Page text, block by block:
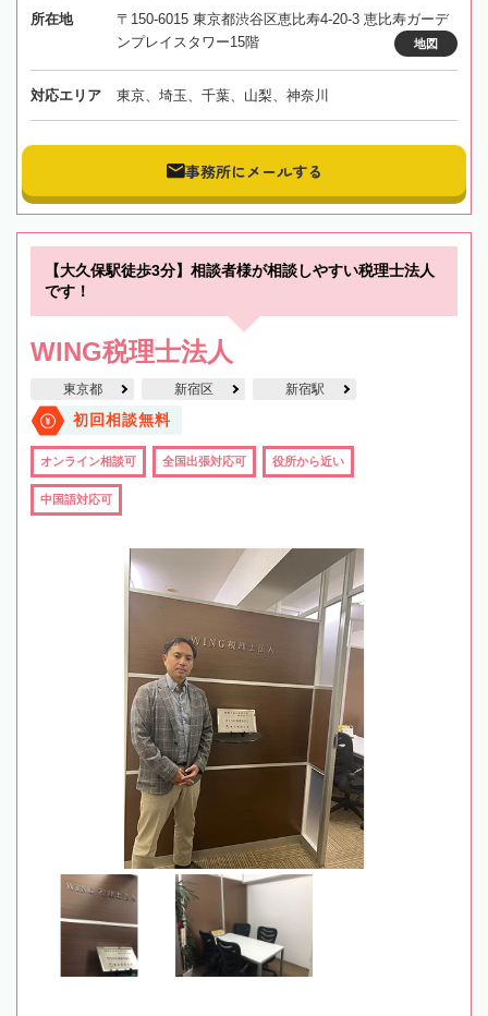
所在地
〒150-6015 東京都渋谷区恵比寿4-20-3 恵比寿ガーデ
ンプレイスタワー15階
地図
対応エリア 東京、埼玉、千葉、山梨、神奈川
事務所にメールする
【大久保駅徒歩3分】相談者様が相談しやすい税理士法人
です！
WING税理士法人
東京都 新宿区 新宿駅
初回相談無料
オンライン相談可 全国出張対応可 役所から近い
中国語対応可